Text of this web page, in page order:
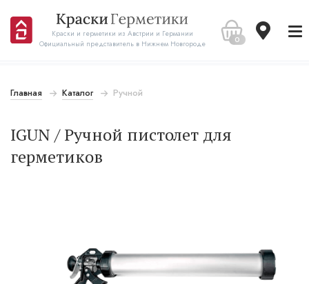
Краски и герметики из Австрии и Германии
Официальный представитель в Нижнем Новгороде
0
Главная Каталог Ручной
IGUN / Ручной пистолет для
герметиков